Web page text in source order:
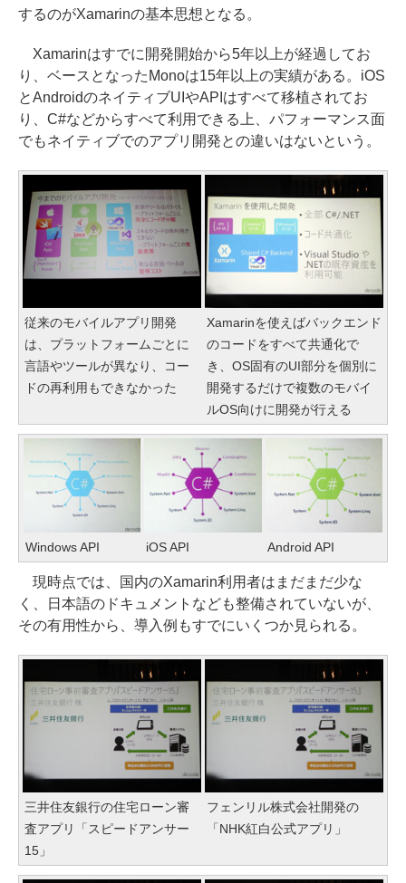
するのがXamarinの基本思想となる。
Xamarinはすでに開発開始から5年以上が経過してお
り、ベースとなったMonoは15年以上の実績がある。iOS
とAndroidのネイティブUIやAPIはすべて移植されてお
り、C#などからすべて利用できる上、パフォーマンス面
でもネイティブでのアプリ開発との違いはないという。
従来のモバイルアプリ開発
は、プラットフォームごとに
言語やツールが異なり、コー
ドの再利用もできなかった
Xamarinを使えばバックエンド
のコードをすべて共通化で
き、OS固有のUI部分を個別に
開発するだけで複数のモバイ
ルOS向けに開発が行える
Windows API iOS API Android API
現時点では、国内のXamarin利用者はまだまだ少な
く、日本語のドキュメントなども整備されていないが、
その有用性から、導入例もすでにいくつか見られる。
三井住友銀行の住宅ローン審
査アプリ「スピードアンサー
15」
フェンリル株式会社開発の
「NHK紅白公式アプリ」